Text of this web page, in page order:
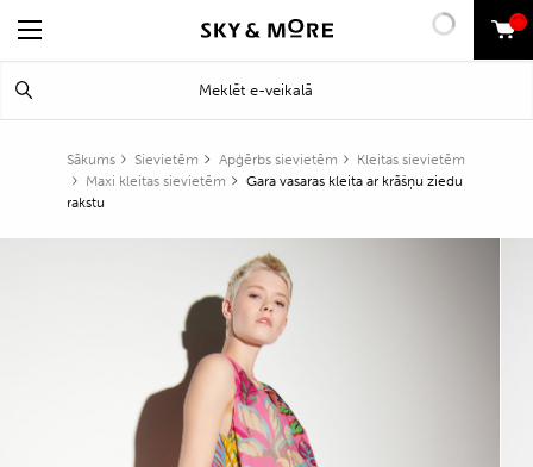
0
Sākums Sievietēm Apģērbs sievietēm
Kleitas sievietēm
Maxi kleitas sievietēm
Gara vasaras kleita ar krāšņu ziedu
rakstu